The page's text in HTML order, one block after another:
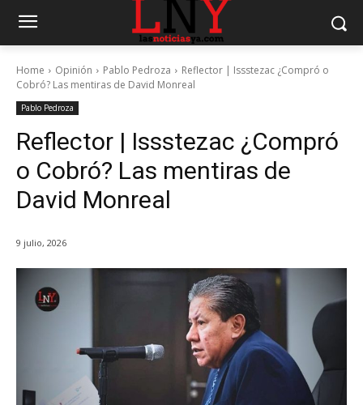
Home Opinión Pablo Pedroza
Reflector | Issstezac ¿Compró o
Cobró? Las mentiras de David Monreal
Pablo Pedroza
Reflector | Issstezac ¿Compró
o Cobró? Las mentiras de
David Monreal
9 julio, 2026